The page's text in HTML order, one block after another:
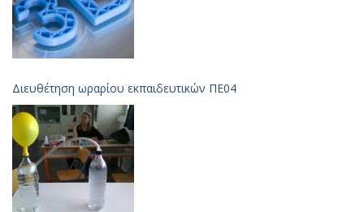
Διευθέτηση ωραρίου εκπαιδευτικών ΠΕ04